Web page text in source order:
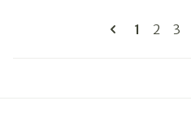
U lees
1 Pagina
2 3